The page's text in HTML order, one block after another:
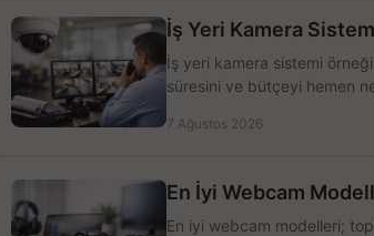
İş Yeri Kamera
İş yeri kamera sistemi
süresini ve bütçeyi hemen
7 Ağustos 2026
En İyi Webcam
En iyi webcam modelleri;